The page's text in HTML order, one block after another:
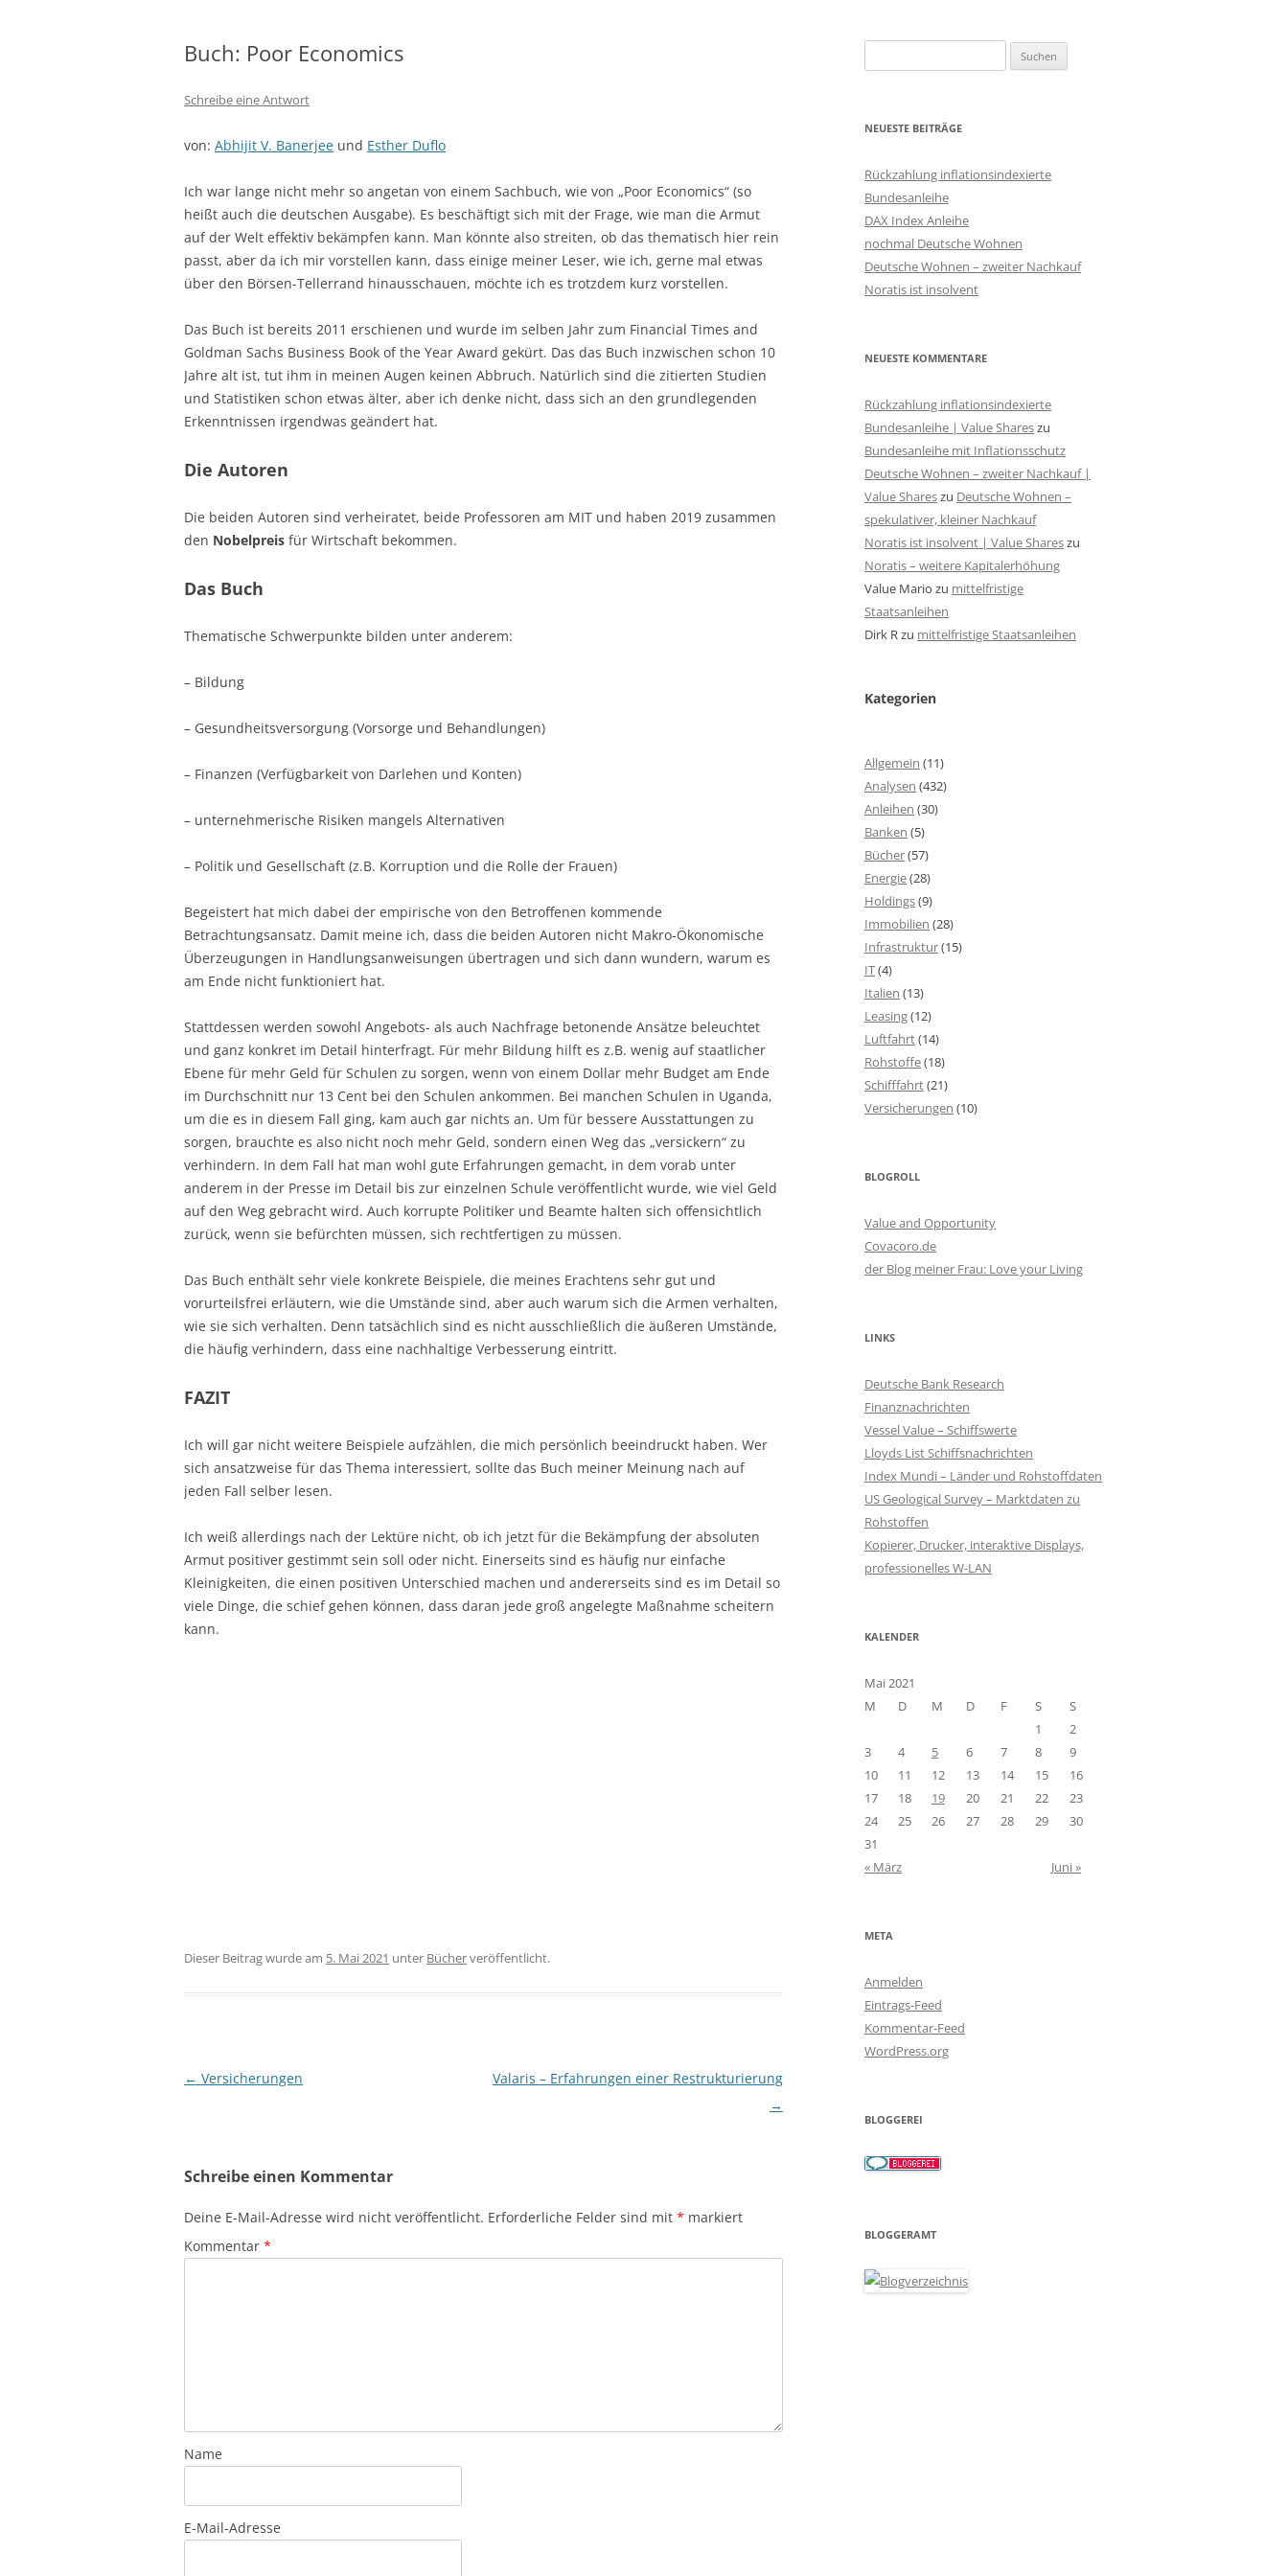
Buch: Poor Economics
Schreibe eine Antwort
von: Abhijit V. Banerjee und Esther Duflo
Ich war lange nicht mehr so angetan von einem Sachbuch, wie von „Poor Economics“ (so
heißt auch die deutschen Ausgabe). Es beschäftigt sich mit der Frage, wie man die Armut
auf der Welt effektiv bekämpfen kann. Man könnte also streiten, ob das thematisch hier rein
passt, aber da ich mir vorstellen kann, dass einige meiner Leser, wie ich, gerne mal etwas
über den Börsen-Tellerrand hinausschauen, möchte ich es trotzdem kurz vorstellen.
Das Buch ist bereits 2011 erschienen und wurde im selben Jahr zum Financial Times and
Goldman Sachs Business Book of the Year Award gekürt. Das das Buch inzwischen schon 10
Jahre alt ist, tut ihm in meinen Augen keinen Abbruch. Natürlich sind die zitierten Studien
und Statistiken schon etwas älter, aber ich denke nicht, dass sich an den grundlegenden
Erkenntnissen irgendwas geändert hat.
Die Autoren
Die beiden Autoren sind verheiratet, beide Professoren am MIT und haben 2019 zusammen
den Nobelpreis für Wirtschaft bekommen.
Das Buch
Thematische Schwerpunkte bilden unter anderem:
– Bildung
– Gesundheitsversorgung (Vorsorge und Behandlungen)
– Finanzen (Verfügbarkeit von Darlehen und Konten)
– unternehmerische Risiken mangels Alternativen
– Politik und Gesellschaft (z.B. Korruption und die Rolle der Frauen)
Begeistert hat mich dabei der empirische von den Betroffenen kommende
Betrachtungsansatz. Damit meine ich, dass die beiden Autoren nicht Makro-Ökonomische
Überzeugungen in Handlungsanweisungen übertragen und sich dann wundern, warum es
am Ende nicht funktioniert hat.
Stattdessen werden sowohl Angebots- als auch Nachfrage betonende Ansätze beleuchtet
und ganz konkret im Detail hinterfragt. Für mehr Bildung hilft es z.B. wenig auf staatlicher
Ebene für mehr Geld für Schulen zu sorgen, wenn von einem Dollar mehr Budget am Ende
im Durchschnitt nur 13 Cent bei den Schulen ankommen. Bei manchen Schulen in Uganda,
um die es in diesem Fall ging, kam auch gar nichts an. Um für bessere Ausstattungen zu
sorgen, brauchte es also nicht noch mehr Geld, sondern einen Weg das „versickern“ zu
verhindern. In dem Fall hat man wohl gute Erfahrungen gemacht, in dem vorab unter
anderem in der Presse im Detail bis zur einzelnen Schule veröffentlicht wurde, wie viel Geld
auf den Weg gebracht wird. Auch korrupte Politiker und Beamte halten sich offensichtlich
zurück, wenn sie befürchten müssen, sich rechtfertigen zu müssen.
Das Buch enthält sehr viele konkrete Beispiele, die meines Erachtens sehr gut und
vorurteilsfrei erläutern, wie die Umstände sind, aber auch warum sich die Armen verhalten,
wie sie sich verhalten. Denn tatsächlich sind es nicht ausschließlich die äußeren Umstände,
die häufig verhindern, dass eine nachhaltige Verbesserung eintritt.
FAZIT
Ich will gar nicht weitere Beispiele aufzählen, die mich persönlich beeindruckt haben. Wer
sich ansatzweise für das Thema interessiert, sollte das Buch meiner Meinung nach auf
jeden Fall selber lesen.
Ich weiß allerdings nach der Lektüre nicht, ob ich jetzt für die Bekämpfung der absoluten
Armut positiver gestimmt sein soll oder nicht. Einerseits sind es häufig nur einfache
Kleinigkeiten, die einen positiven Unterschied machen und andererseits sind es im Detail so
viele Dinge, die schief gehen können, dass daran jede groß angelegte Maßnahme scheitern
kann.
Dieser Beitrag wurde am 5. Mai 2021 unter Bücherveröffentlicht.
Beitragsnavigation
← Versicherungen
Valaris – Erfahrungen einer Restrukturierung
→
Schreibe einen Kommentar
Deine E-Mail-Adresse wird nicht veröffentlicht. Erforderliche Felder sind mit * markiert
Kommentar *
Name
E-Mail-Adresse
nach:
NEUESTE BEITRÄGE
Rückzahlung inflationsindexierte
Bundesanleihe
DAX Index Anleihe
nochmal Deutsche Wohnen
Deutsche Wohnen – zweiter Nachkauf
Noratis ist insolvent
NEUESTE KOMMENTARE
Rückzahlung inflationsindexierte
Bundesanleihe | Value Shareszu
Bundesanleihe mit Inflationsschutz
Deutsche Wohnen – zweiter Nachkauf |
Value Shareszu Deutsche Wohnen –
spekulativer, kleiner Nachkauf
Noratis ist insolvent | Value Shareszu
Noratis – weitere Kapitalerhöhung
Value Mario zu mittelfristige
Staatsanleihen
Dirk Rzu mittelfristige Staatsanleihen
Kategorien
Allgemein (11)
Analysen (432)
Anleihen (30)
Banken (5)
Bücher(57)
Energie(28)
Holdings(9)
Immobilien (28)
Infrastruktur(15)
IT(4)
Italien (13)
Leasing(12)
Luftfahrt(14)
Rohstoffe(18)
Schifffahrt(21)
Versicherungen (10)
BLOGROLL
Value and Opportunity
Covacoro.de
der Blog meiner Frau: Love your Living
LINKS
Deutsche Bank Research
Finanznachrichten
Vessel Value – Schiffswerte
Lloyds List Schiffsnachrichten
Index Mundi – Länder und Rohstoffdaten
US Geological Survey – Marktdaten zu
Rohstoffen
Kopierer, Drucker, interaktive Displays,
professionelles W-LAN
KALENDER
Mai 2021
M
D M D F S
S
1
2
3
4 5 6 7 8
9
10
11 12 13 14 15
16
17
18 19 20 21 22
23
24
25 26 27 28 29
30
31
« März
Juni »
META
Anmelden
Eintrags-Feed
Kommentar-Feed
WordPress.org
BLOGGEREI
BLOGGERAMT